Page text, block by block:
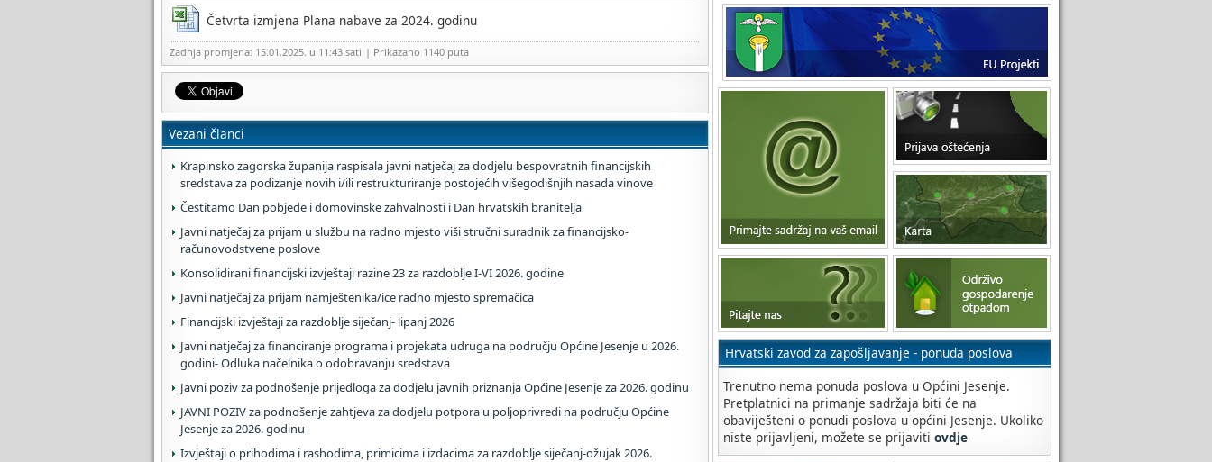
Četvrta izmjena Plana nabave za 2024. godinu
Zadnja promjena: 15.01.2025. u 11:43 sati | Prikazano 1140 puta
Vezani članci
Krapinsko zagorska županija raspisala javni natječaj za dodjelu bespovratnih financijskih
sredstava za podizanje novih i/ili restrukturiranje postojećih višegodišnjih nasada vinove
Čestitamo Dan pobjede i domovinske zahvalnosti i Dan hrvatskih branitelja
Javni natječaj za prijam u službu na radno mjesto viši stručni suradnik za financijsko-
računovodstvene poslove
Konsolidirani financijski izvještaji razine 23 za razdoblje I-VI 2026. godine
Javni natječaj za prijam namještenika/ice radno mjesto spremačica
Financijski izvještaji za razdoblje siječanj- lipanj 2026
Javni natječaj za financiranje programa i projekata udruga na području Općine Jesenje u 2026.
godini- Odluka načelnika o odobravanju sredstava
Javni poziv za podnošenje prijedloga za dodjelu javnih priznanja Općine Jesenje za 2026. godinu
JAVNI POZIV za podnošenje zahtjeva za dodjelu potpora u poljoprivredi na području Općine
Jesenje za 2026. godinu
Izvještaji o prihodima i rashodima, primicima i izdacima za razdoblje siječanj-ožujak 2026.
Hrvatski zavod za zapošljavanje - ponuda poslova
Trenutno nema ponuda poslova u Općini Jesenje.
Pretplatnici na primanje sadržaja biti će na
obaviješteni o ponudi poslova u općini Jesenje. Ukoliko
niste prijavljeni, možete se prijaviti ovdje